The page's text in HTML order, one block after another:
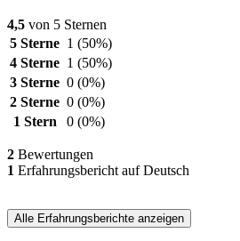
4,5 von 5 Sternen
5 Sterne 1 (50%)
4 Sterne 1 (50%)
3 Sterne 0 (0%)
2 Sterne 0 (0%)
1 Stern
0 (0%)
2 Bewertungen
1 Erfahrungsbericht auf Deutsch
Alle Erfahrungsberichte anzeigen